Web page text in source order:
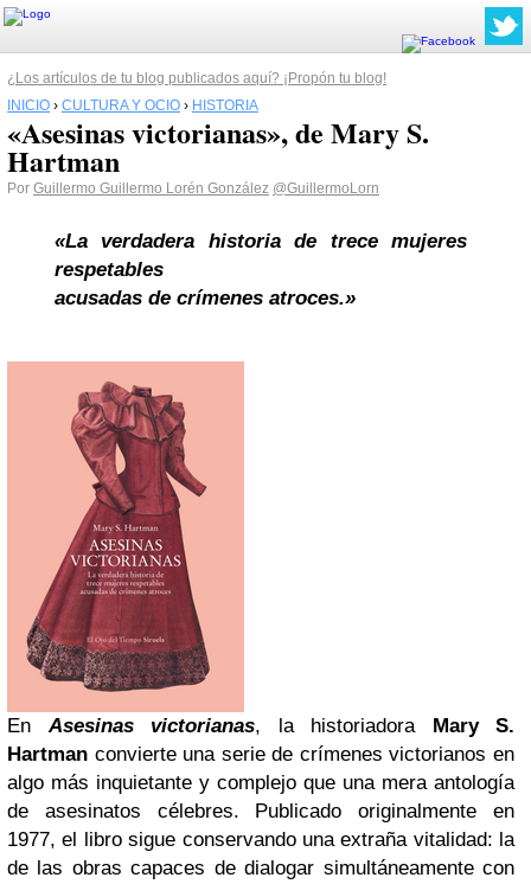
¿Los artículos de tu blog publicados aquí? ¡Propón tu blog!
INICIO › CULTURA Y OCIO › HISTORIA
«Asesinas victorianas», de Mary S.
Hartman
Por Guillermo Guillermo Lorén González @GuillermoLorn
«La verdadera historia de trece mujeres
respetables
acusadas de crímenes atroces.»
EnAsesinas victorianas, la historiadora Mary S.
Hartman convierte una serie de crímenes victorianos en
algo más inquietante y complejo que una mera antología
de asesinatos célebres. Publicado originalmente en
1977, el libro sigue conservando una extraña vitalidad: la
de las obras capaces de dialogar simultáneamente con